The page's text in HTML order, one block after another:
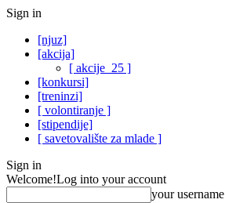
Sign in
[njuz]
[akcija]
[ akcije_25 ]
[konkursi]
[treninzi]
[ volontiranje ]
[stipendije]
[ savetovalište za mlade ]
Sign in
Welcome!Log into your account
your username